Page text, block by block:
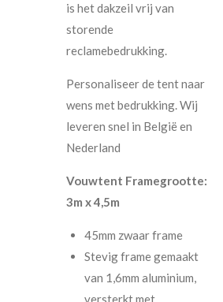
is het dakzeil vrij van
storende
reclamebedrukking.
Personaliseer de tent naar
wens met bedrukking. Wij
leveren snel in België en
Nederland
Vouwtent Framegrootte:
3m x 4,5m
45mm zwaar frame
Stevig frame gemaakt
van 1,6mm aluminium,
versterkt met